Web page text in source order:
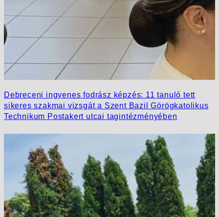
Debreceni ingyenes fodrász képzés: 11 tanuló tett
sikeres szakmai vizsgát a Szent Bazil Görögkatolikus
Technikum Postakert utcai tagintézményében